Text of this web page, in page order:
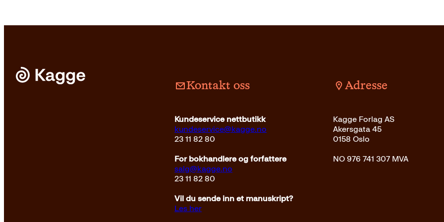
Pocket 229 Kjøp Pocket 229 kr Kjøp
Kontakt oss
Kundeservice nettbutikk
kundeservice@kagge.no
23 11 82 80
For bokhandlere og forfattere
salg@kagge.no
23 11 82 80
Vil du sende inn et manuskript?
Les her
Adresse
Kagge Forlag AS
Akersgata 45
0158 Oslo
NO 976 741 307 MVA